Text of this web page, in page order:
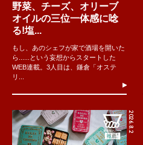
野菜、チーズ、オリーブ
オイルの三位一体感に唸
る!塩...
もし、あのシェフが家で酒場を開いた
ら......という妄想からスタートした
WEB連載。3人目は、鎌倉「オステ
リ...
2026.8.2